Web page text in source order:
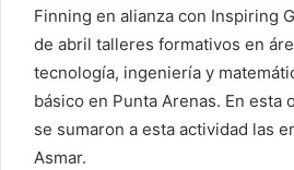
Finning en alianza con Inspiring
de abril talleres formativos en
tecnología, ingeniería y
básico en Punta Arenas. En esta
se sumaron a esta actividad las
Asmar.